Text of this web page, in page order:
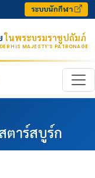
ระบบนักกีฬา
ในพระบรมราชูปถัมภ์
HIS MAJESTY’S PATRONAGE
าร์สบูร์ก